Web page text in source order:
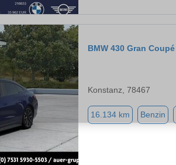
BMW 430 Gran Coupé
Konstanz, 78467
16.134 km Benzin